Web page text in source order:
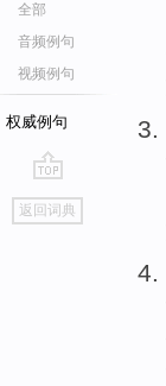
全部
音频例句
视频例句
权威例句
go
top
返回词典